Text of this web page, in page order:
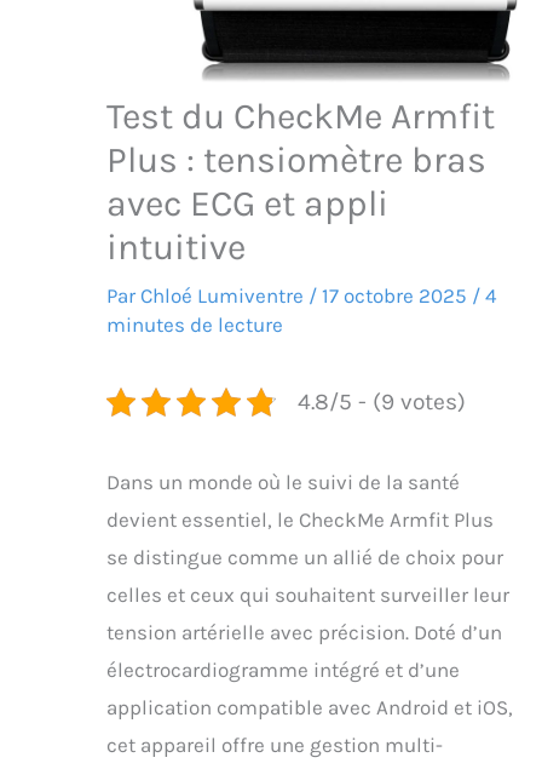
Test du CheckMe Armfit
Plus : tensiomètre bras
avec ECG et appli
intuitive
Par Chloé Lumiventre / 17 octobre 2025 / 4
minutes de lecture
4.8/5 - (9 votes)
Dans un monde où le suivi de la santé
devient essentiel, le CheckMe Armfit Plus
se distingue comme un allié de choix pour
celles et ceux qui souhaitent surveiller leur
tension artérielle avec précision. Doté d’un
électrocardiogramme intégré et d’une
application compatible avec Android et iOS,
cet appareil offre une gestion multi-